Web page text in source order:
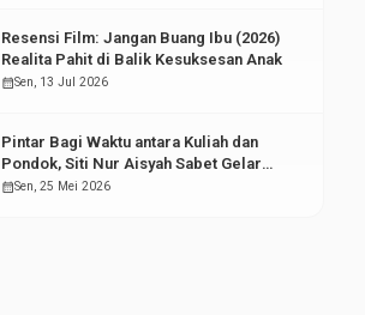
Resensi Film: Jangan Buang Ibu (2026)
Realita Pahit di Balik Kesuksesan Anak
calendar_monthSen, 13 Jul 2026
Pintar Bagi Waktu antara Kuliah dan
Pondok, Siti Nur Aisyah Sabet Gelar
Wisudawan Terbaik
calendar_monthSen, 25 Mei 2026